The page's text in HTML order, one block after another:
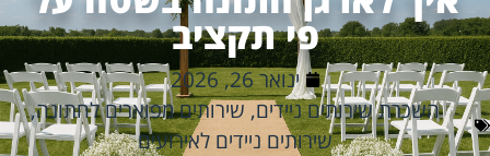
פי תקציב
ינואר 26, 2026
השכרת שירותים ניידים,שירותים מפוארים לחתונה,
שירותים ניידים לאירועים